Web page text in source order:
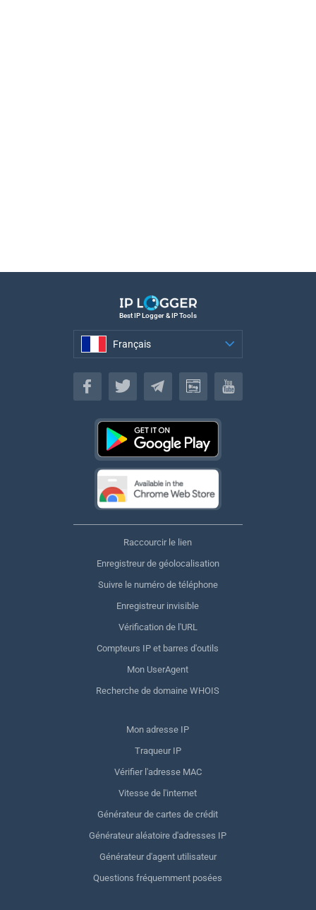
Best IP Logger & IP Tools
Français
Français
Raccourcir le lien
Enregistreur de géolocalisation
Suivre le numéro de téléphone
Enregistreur invisible
Vérification de l'URL
Compteurs IP et barres d'outils
Mon UserAgent
Recherche de domaine WHOIS
Mon adresse IP
Traqueur IP
Vérifier l'adresse MAC
Vitesse de l'internet
Générateur de cartes de crédit
Générateur aléatoire d'adresses IP
Générateur d'agent utilisateur
Questions fréquemment posées